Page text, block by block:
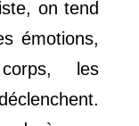
on tend
émotions,
les